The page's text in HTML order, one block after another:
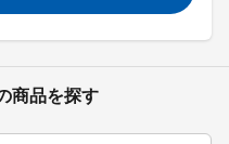
商品を探す